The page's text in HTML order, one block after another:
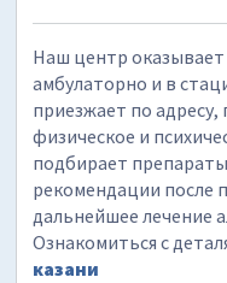
Наш центр
амбулаторно и в
приезжает по
физическое и
подбирает
рекомендации после
дальнейшее лечение
Ознакомиться с
казани